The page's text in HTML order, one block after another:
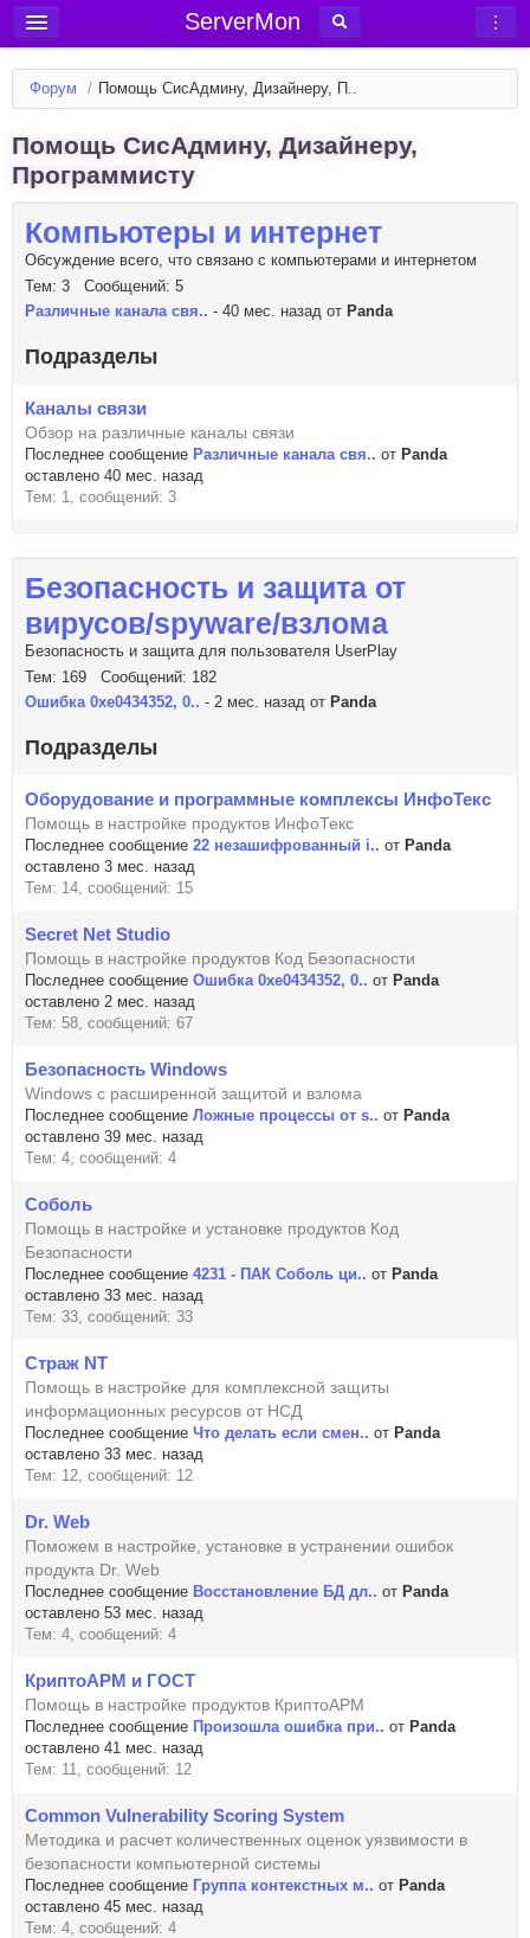
ServerMon
Добавить сервер
Мониторинг серверов
Новости
Блог
Статьи
Форум
Вход в аккаунт
Форум / Помощь СисАдмину, Дизайнеру, П..
Помощь СисАдмину, Дизайнеру,
Программисту
Компьютеры и интернет
Обсуждение всего, что связано с компьютерами и интернетом
Тем: 3 Сообщений: 5
Различные канала свя.. - 40 мес. назад от Panda
Подразделы
Каналы связи
Обзор на различные каналы связи
Последнее сообщение Различные канала свя.. от Panda
оставлено 40 мес. назад
Тем: 1, сообщений: 3
Безопасность и защита от
вирусов/spyware/взлома
Безопасность и защита для пользователя UserPlay
Тем: 169 Сообщений: 182
Ошибка 0xe0434352, 0.. - 2 мес. назад от Panda
Подразделы
Оборудование и программные комплексы ИнфоТекс
Помощь в настройке продуктов ИнфоТекс
Последнее сообщение 22 незашифрованный i.. от Panda
оставлено 3 мес. назад
Тем: 14, сообщений: 15
Secret Net Studio
Помощь в настройке продуктов Код Безопасности
Последнее сообщение Ошибка 0xe0434352, 0.. от Panda
оставлено 2 мес. назад
Тем: 58, сообщений: 67
Безопасность Windows
Windows с расширенной защитой и взлома
Последнее сообщение Ложные процессы от s.. от Panda
оставлено 39 мес. назад
Тем: 4, сообщений: 4
Соболь
Помощь в настройке и установке продуктов Код
Безопасности
Последнее сообщение 4231 - ПАК Соболь ци.. от Panda
оставлено 33 мес. назад
Тем: 33, сообщений: 33
Страж NT
Помощь в настройке для комплексной защиты
информационных ресурсов от НСД
Последнее сообщение Что делать если смен.. от Panda
оставлено 33 мес. назад
Тем: 12, сообщений: 12
Dr. Web
Поможем в настройке, установке в устранении ошибок
продукта Dr. Web
Последнее сообщение Восстановление БД дл.. от Panda
оставлено 53 мес. назад
Тем: 4, сообщений: 4
КриптоАРМ и ГОСТ
Помощь в настройке продуктов КриптоАРМ
Последнее сообщение Произошла ошибка при.. от Panda
оставлено 41 мес. назад
Тем: 11, сообщений: 12
Common Vulnerability Scoring System
Методика и расчет количественных оценок уязвимости в
безопасности компьютерной системы
Последнее сообщение Группа контекстных м.. от Panda
оставлено 45 мес. назад
Тем: 4, сообщений: 4